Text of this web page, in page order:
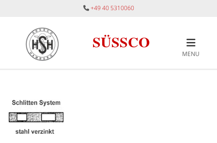
 +49 40 5310060
SÜSSCO
MENU